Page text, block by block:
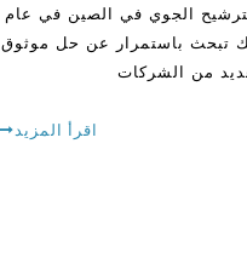
الجوي في الصين في عام
أنك تبحث باستمرار عن حل موثوق
من الشركات
اقرأ المزيد